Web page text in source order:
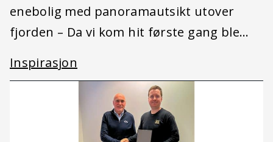
enebolig med panoramautsikt utover
fjorden – Da vi kom hit første gang ble…
Inspirasjon